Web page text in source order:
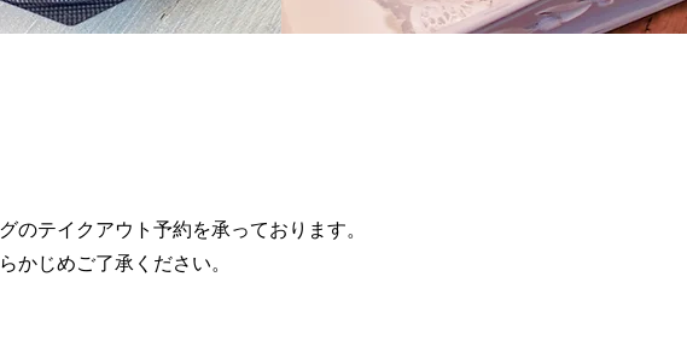
テイクアウト予約を承っております。
かじめご了承ください。